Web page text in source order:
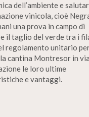
dell’ambiente e
vinicola, cioè
una prova in campo di
il taglio del verde tra i
regolamento unitario
cantina Montresor in via
le loro ultime
e vantaggi.